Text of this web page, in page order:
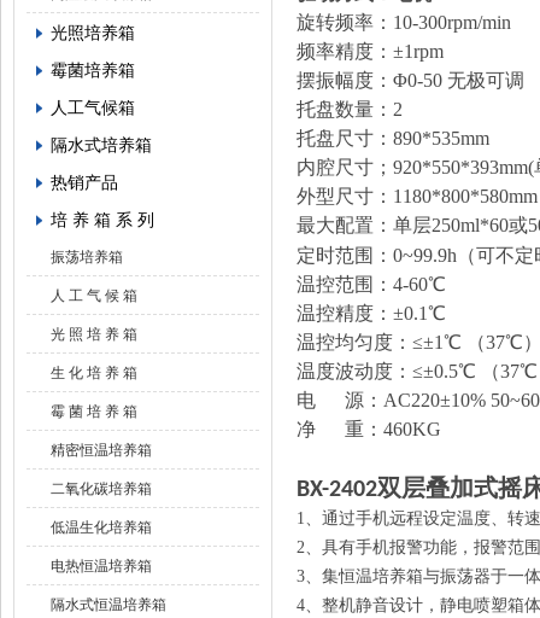
光照培养箱
霉菌培养箱
人工气候箱
隔水式培养箱
热销产品
培 养 箱 系 列
振荡培养箱
人 工 气 候 箱
光 照 培 养 箱
生 化 培 养 箱
霉 菌 培 养 箱
精密恒温培养箱
二氧化碳培养箱
低温生化培养箱
电热恒温培养箱
隔水式恒温培养箱
旋转频率：10-300rpm/min
频率精度：±1rpm
摆振幅度：Φ0-50 无极可调
托盘数量： 2
托盘尺寸：890*535mm
内腔尺寸；
外型尺寸：
最大配置：单层250ml*60或
定时范围：0~99.9h（可不
温控范围： 4-60℃
温控精度：±0.1℃
温控均匀度：≤±1℃ （37℃
温度波动度：≤±0.5℃ （
电 源：AC220±10%
净 重： 460KG
BX-2402双层叠加式摇
1、通过手机远程设定温度、转
2、具有手机报警功能，报警范
3、集恒温培养箱与振荡器于一
4、 整机静音设计，静电喷塑箱